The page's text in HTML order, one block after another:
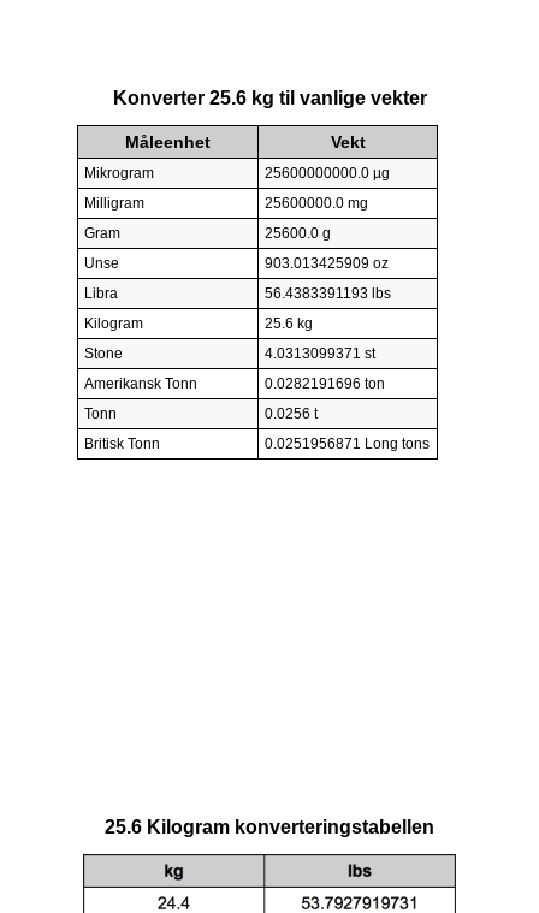
Konverter 25.6 kg til vanlige vekter
Måleenhet Vekt
Mikrogram
25600000000.0 µg
Milligram
25600000.0 mg
Gram
25600.0 g
Unse
903.013425909 oz
Libra
56.4383391193 lbs
Kilogram
25.6 kg
Stone
4.0313099371 st
Amerikansk Tonn
0.0282191696 ton
Tonn
0.0256 t
Britisk Tonn
0.0251956871 Long tons
25.6 Kilogram konverteringstabellen